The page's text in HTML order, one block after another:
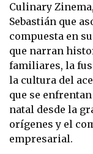
Culinary
Sebastián que
compuesta en
que narran
familiares, la
la cultura del
que se
natal desde la
orígenes y el
empresarial.